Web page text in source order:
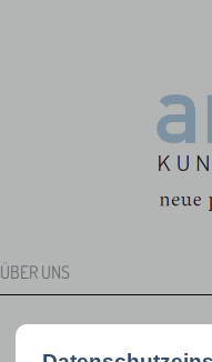
ÜBER UNS